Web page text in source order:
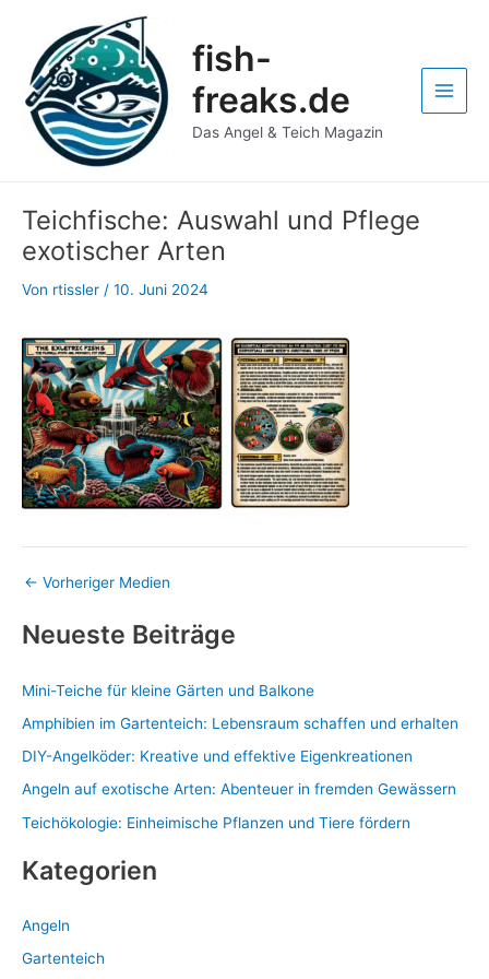
springen
fish-
freaks.de
Das Angel & Teich Magazin
Teichfische: Auswahl und Pflege
exotischer Arten
Von rtissler / 10. Juni 2024
navigation
← Vorheriger Medien
Neueste Beiträge
Mini-Teiche für kleine Gärten und Balkone
Amphibien im Gartenteich: Lebensraum schaffen und erhalten
DIY-Angelköder: Kreative und effektive Eigenkreationen
Angeln auf exotische Arten: Abenteuer in fremden Gewässern
Teichökologie: Einheimische Pflanzen und Tiere fördern
Kategorien
Angeln
Gartenteich